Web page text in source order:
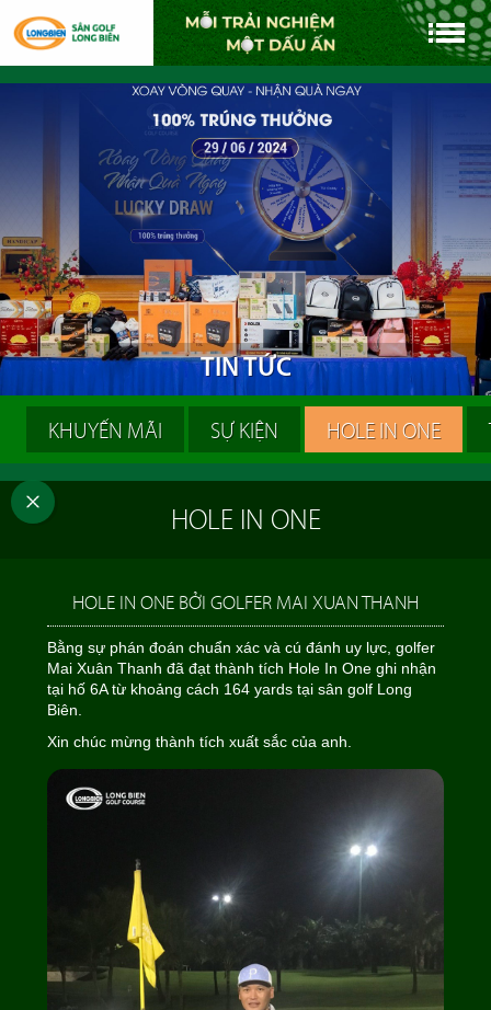
TINTỨC
KHUYẾN MÃI SỰ KIỆN HOLE IN ONE
HOLE IN ONE
HOLE IN ONE BỞI GOLFER MAI XUAN THANH
Bằng sự phán đoán chuẩn xác và cú đánh uy lực, golfer
Mai Xuân Thanh đã đạt thành tích Hole In One ghi nhận
tại hố 6A từ khoảng cách 164 yards tại sân golf Long
Biên.
Xin chúc mừng thành tích xuất sắc của anh.